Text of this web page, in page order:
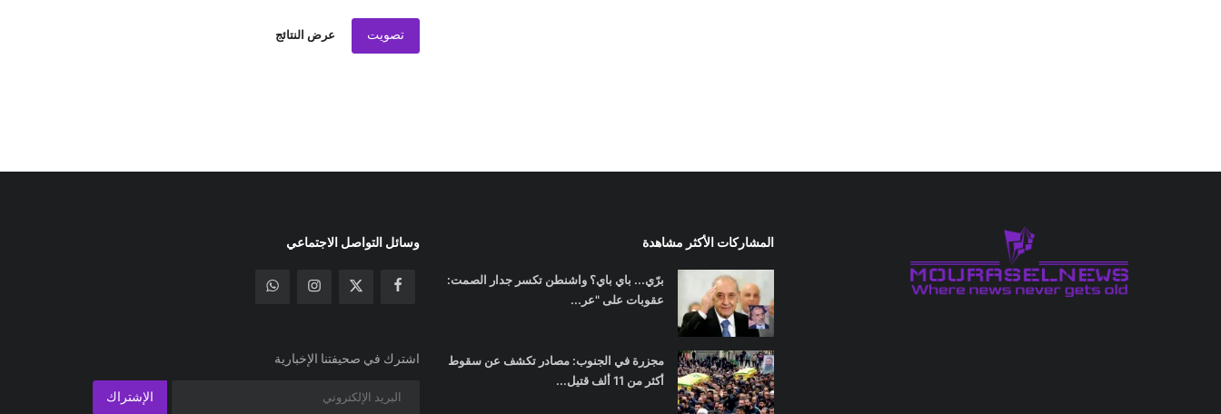
تصويت عرض النتائج
المشاركات الأكثر مشاهدة
برّي... باي باي؟ واشنطن تكسر جدار الصمت:
عقوبات على "عر...
مجزرة في الجنوب: مصادر تكشف عن سقوط
أكثر من 11 ألف قتيل...
وسائل التواصل الاجتماعي
اشترك في صحيفتنا الإخبارية
الإشتراك